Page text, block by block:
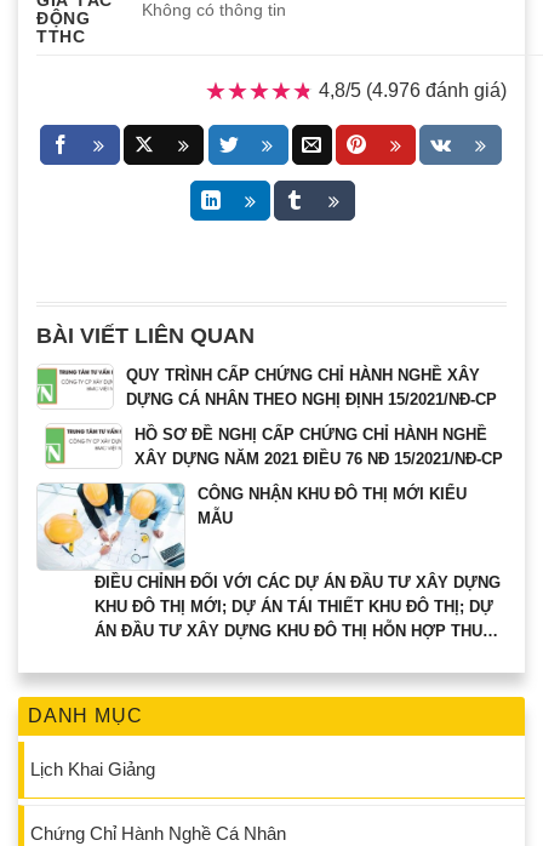
DANH MỤC
Lịch Khai Giảng
Chứng Chỉ Hành Nghề Cá Nhân
ĐỘNG
TTHC
Không có thông tin
★★★★★
★★★★★ 4,8/5 (4.976 đánh giá)
BÀI VIẾT LIÊN QUAN
QUY TRÌNH CẤP CHỨNG CHỈ HÀNH NGHỀ XÂY
DỰNG CÁ NHÂN THEO NGHỊ ĐỊNH 15/2021/NĐ-CP
HỒ SƠ ĐỀ NGHỊ CẤP CHỨNG CHỈ HÀNH NGHỀ
XÂY DỰNG NĂM 2021 ĐIỀU 76 NĐ 15/2021/NĐ-CP
CÔNG NHẬN KHU ĐÔ THỊ MỚI KIỂU
MẪU
ĐIỀU CHỈNH ĐỐI VỚI CÁC DỰ ÁN ĐẦU TƯ XÂY DỰNG
KHU ĐÔ THỊ MỚI; DỰ ÁN TÁI THIẾT KHU ĐÔ THỊ; DỰ
ÁN ĐẦU TƯ XÂY DỰNG KHU ĐÔ THỊ HỖN HỢP THUỘC